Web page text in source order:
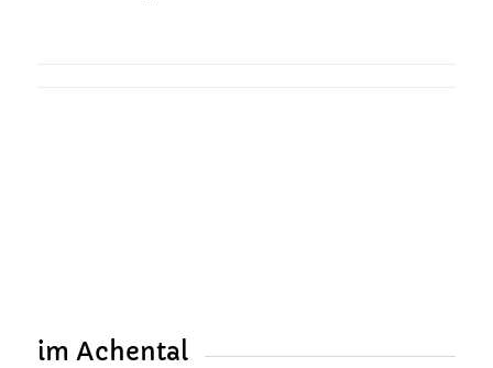
im Achental